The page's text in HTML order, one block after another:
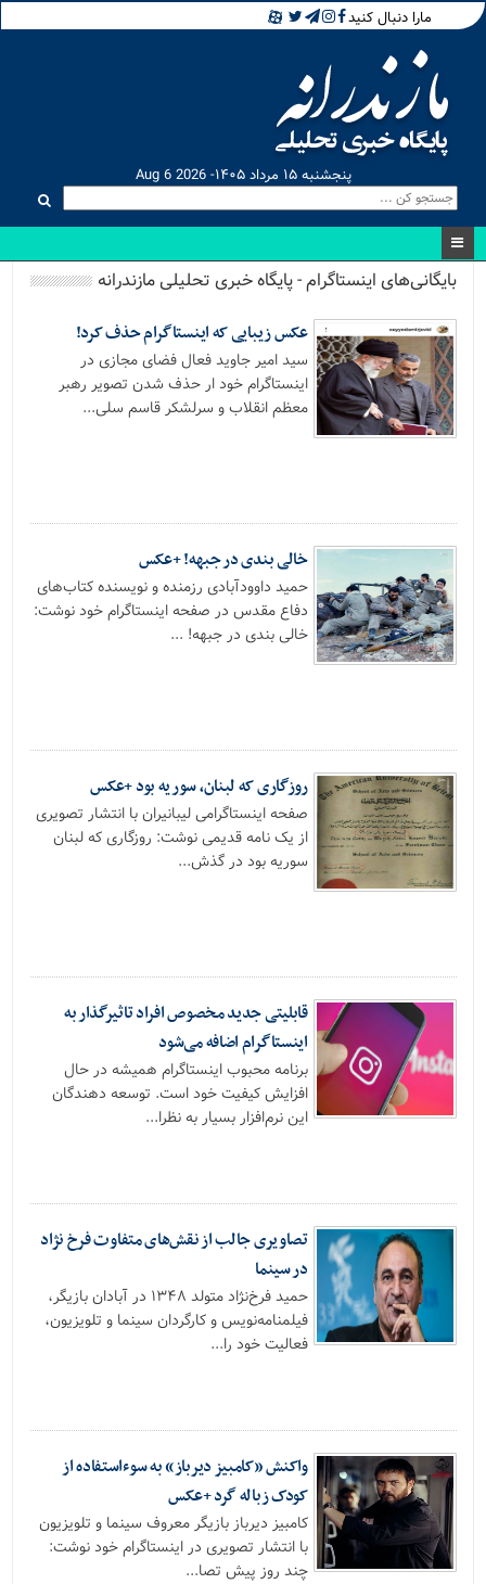
مارا دنبال کنید
پنجشنبه ۱۵ مرداد ۱۴۰۵- Aug 6 2026
بایگانی‌های اینستاگرام - پایگاه خبری تحلیلی مازندرانه
عکس زیبایی که اینستاگرام حذف کرد!
سید امیر جاوید فعال فضای مجازی در
اینستاگرام خود ار حذف شدن تصویر رهبر
معظم انقلاب و سرلشکر قاسم سلی...
خالی بندی در جبهه! +عکس
حمید داوودآبادی رزمنده و نویسنده کتاب‌های
دفاع مقدس در صفحه اینستاگرام خود نوشت:
خالی بندی در جبهه! ...
روزگاری که لبنان، سوریه بود +عکس
صفحه اینستاگرامی لیبانیران با انتشار تصویری
از یک نامه قدیمی نوشت: روزگاری که لبنان
سوریه بود در گذش...
قابلیتی جدید مخصوص افراد تاثیرگذار به
اینستاگرام اضافه می‌شود
برنامه محبوب اینستاگرام همیشه در حال
افزایش کیفیت خود است. توسعه دهندگان
این نرم‌افزار بسیار به نظرا...
تصاویری جالب از نقش‌های متفاوت فرخ نژاد
در سینما
حمید فرخ‌نژاد متولد ۱۳۴۸ در آبادان بازیگر،
فیلمنامه‌نویس و کارگردان سینما و تلویزیون،
فعالیت خود را...
واکنش «کامبیز دیرباز» به سوءاستفاده از
کودک زباله گرد +عکس
کامبیز دیرباز بازیگر معروف سینما و تلویزیون
با انتشار تصویری در اینستاگرام خود نوشت:
چند روز پیش تصا...